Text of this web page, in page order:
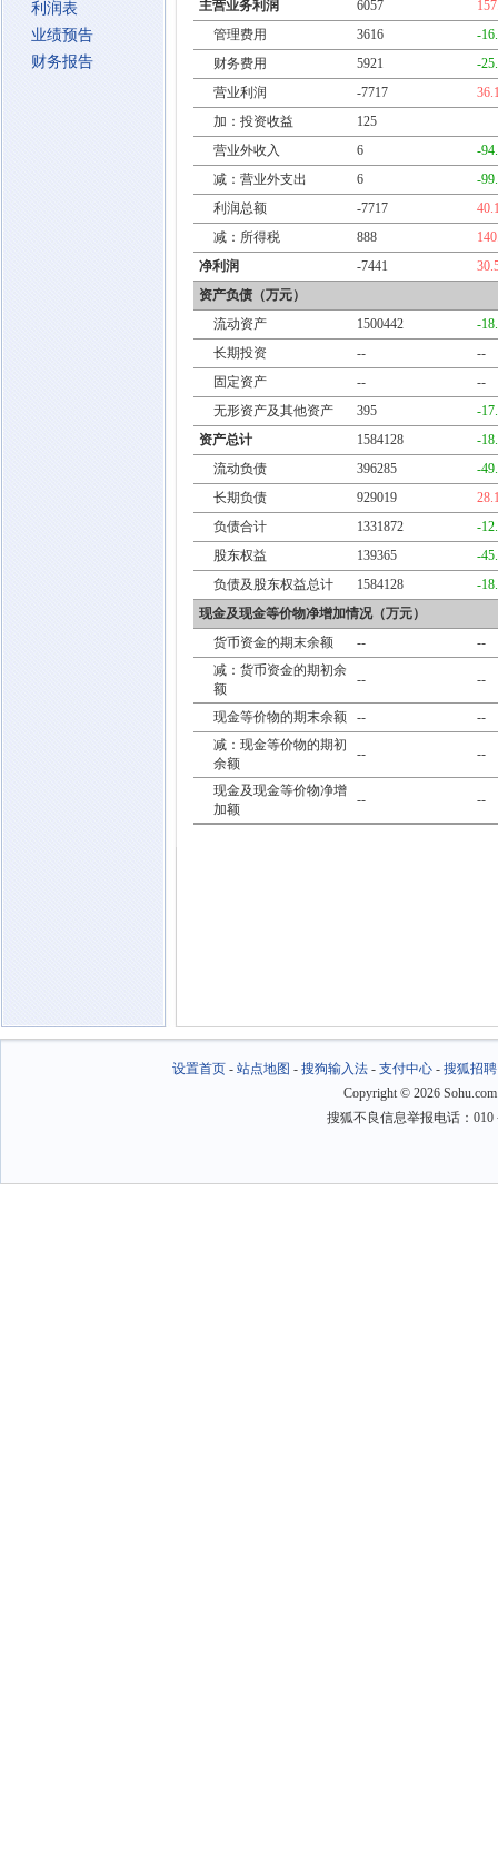
利润表
业绩预告
财务报告
主营业务利润
6057
管理费用
3616
-
财务费用
5921
-
营业利润
-7717
加：投资收益
125
营业外收入
6
-
减：营业外支出
6
-
利润总额
-7717
减：所得税
888
净利润
-7441
资产负债（万元）
流动资产
1500442
-
长期投资
--
--
固定资产
--
--
无形资产及其他资产
395
-
资产总计
1584128
-
流动负债
396285
-
长期负债
929019
负债合计
1331872
-
股东权益
139365
-
负债及股东权益总计
1584128
-
现金及现金等价物净增加情况（万元）
货币资金的期末余额
--
--
减：货币资金的期初余
额
-- --
现金等价物的期末余额 --
--
减：现金等价物的期初
余额
-- --
现金及现金等价物净增
加额
-- --
设置首页- 站点地图 - 搜狗输入法- 支付中心- 搜狐招聘
Copyright © 2026
搜狐不良信息举报电话：010